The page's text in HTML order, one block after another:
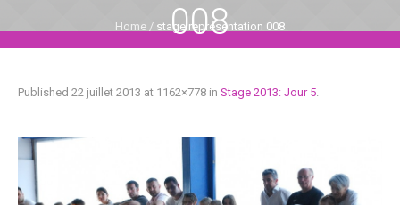
008
Home / stage représentation 008
Published 22 juillet 2013 at 1162×778 in Stage 2013: Jour 5.